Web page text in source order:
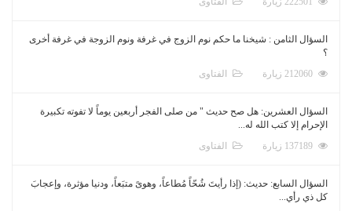
السؤال الثامن : شيخنا ما حكم نوم الزوج في غرفة ونوم الزوجة في غرفة أخرى
؟
الفتاوى
السؤال العشرين: هل صح حديث " من صلى الفجر أربعين يوماً لا تفوته تكبيرة
الإحرام إلا كتب الله له...
الفتاوى
السؤال السابع: حديث: (إذا رأيتَ شُحّاً مُطاعاً، وهوىً متبَعاً، ودنيا مؤثرة، وإعجابَ
كل ذي رأي...